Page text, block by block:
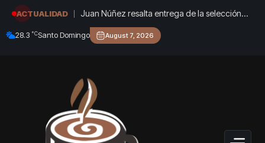
ACTUALIDAD
Juan Núñez resalta entrega de la selección
dominicana de béisbol pese a quedar sin
medallas
28.3 °CSanto Domingo August 7, 2026